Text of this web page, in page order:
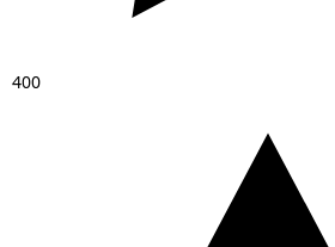
400